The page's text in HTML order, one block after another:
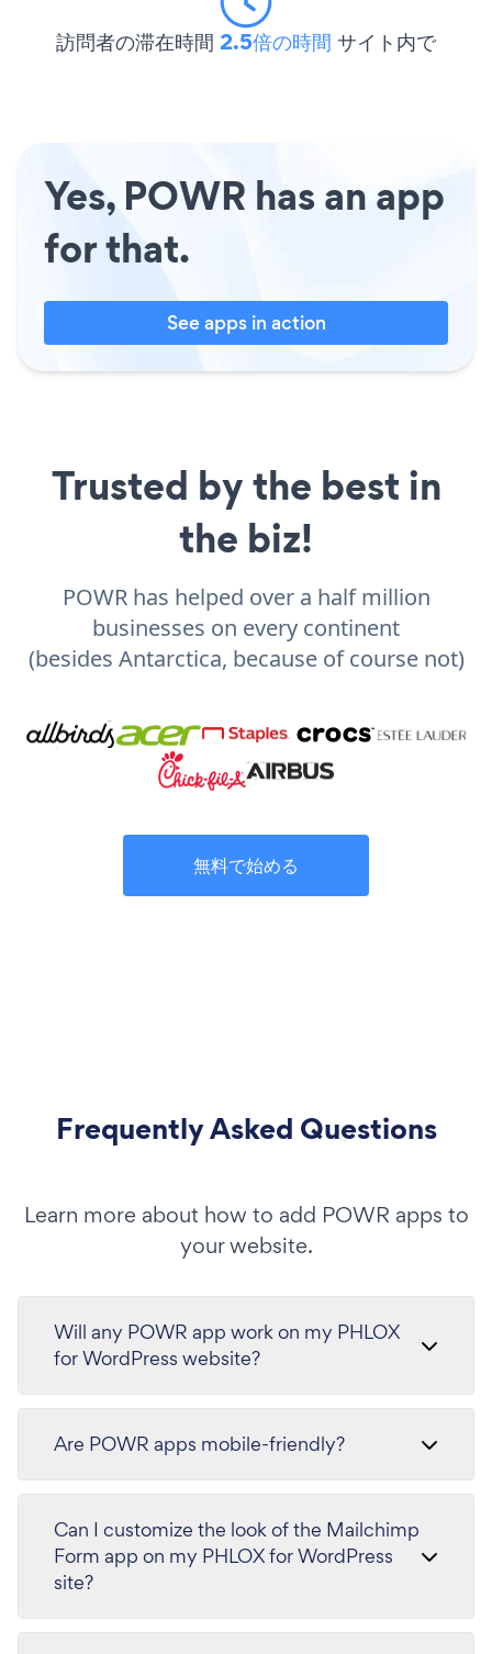
訪問者の滞在時間 2.5倍の時間 サイト内で
Yes, POWR has an app
for that.
See apps in action
Trusted by the best in
the biz!
POWR has helped over a half million
businesses on every continent
(besides Antarctica, because of course not)
無料で始める
Frequently Asked Questions
Learn more about how to add POWR apps to
your website.
Will any POWR app work on my PHLOX
for WordPress website?
Are POWR apps mobile-friendly?
Can I customize the look of the Mailchimp
Form app on my PHLOX for WordPress
site?